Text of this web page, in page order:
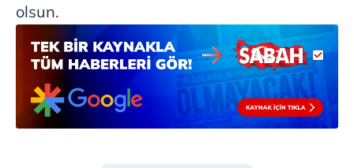
olsun.